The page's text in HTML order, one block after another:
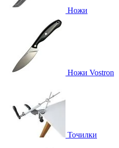
Ножи
Ножи Vostron
Точилки